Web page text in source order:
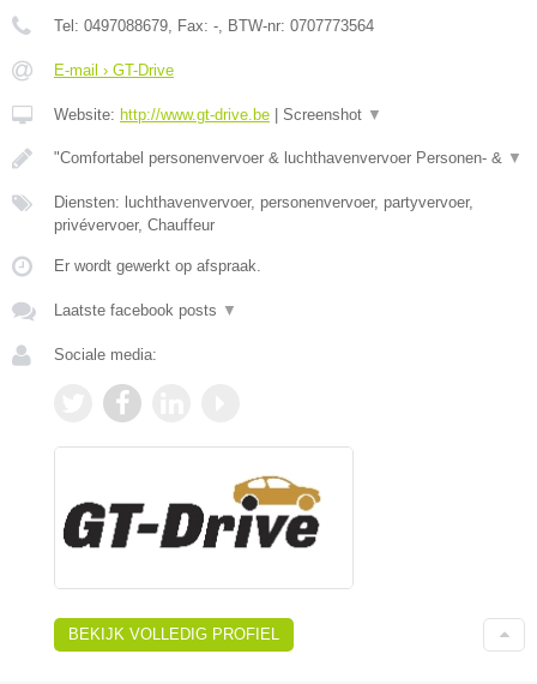
Tel: 0497088679, Fax: -, BTW-nr: 0707773564
E-mail › GT-Drive
Website: http://www.gt-drive.be Screenshot ▼
"Comfortabel personenvervoer & luchthavenvervoer Personen- & ▼
Diensten: luchthavenvervoer, personenvervoer, partyvervoer,
privévervoer, Chauffeur
Er wordt gewerkt op afspraak.
Laatste facebook posts ▼
Sociale media:
BEKIJK VOLLEDIG PROFIEL